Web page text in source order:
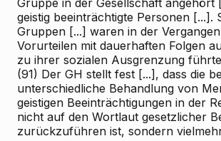
Gruppe in der Gesellschaft angehört
geistig beeinträchtigte Personen [...].
Gruppen [...] waren in der
Vorurteilen mit dauerhaften Folgen
zu ihrer sozialen Ausgrenzung
(91) Der GH stellt fest [...], dass die
unterschiedliche Behandlung von
geistigen Beeinträchtigungen in der
nicht auf den Wortlaut gesetzlicher
zurückzuführen ist, sondern